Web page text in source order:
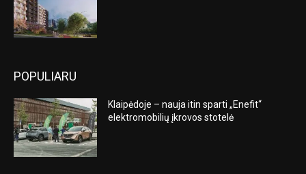
POPULIARU
Klaipėdoje – nauja itin sparti „Enefit“
elektromobilių įkrovos stotelė